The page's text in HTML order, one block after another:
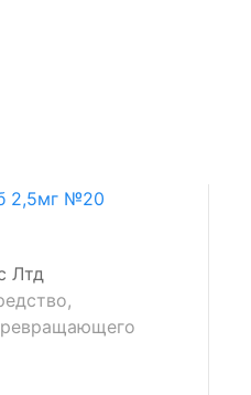
Лтд